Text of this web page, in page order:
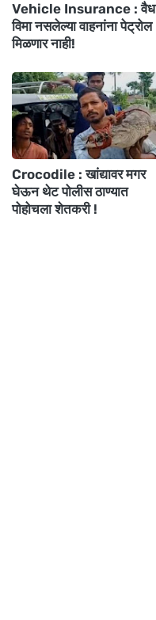
Vehicle Insurance : वैध
विमा नसलेल्या वाहनांना पेट्रोल
मिळणार नाही!
Crocodile : खांद्यावर मगर
घेऊन थेट पोलीस ठाण्यात
पोहोचला शेतकरी !